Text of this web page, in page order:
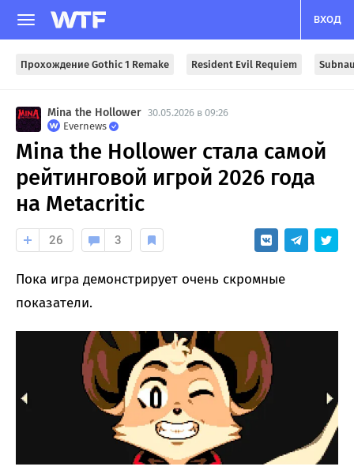
ВХОД
Прохождение Gothic 1 Remake Resident Evil Requiem
Mina the Hollower 30.05.2026 в 09:26
Evernews
Mina the Hollower стала самой
рейтинговой игрой 2026 года
на Metacritic
26 3
Пока игра демонстрирует очень скромные
показатели.